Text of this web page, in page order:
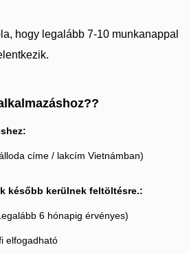
hogy legalább 7-10 munkanappal
címe / lakcím Vietnámban)
később kerülnek feltöltésre.:
6 hónapig érvényes)
elfogadható